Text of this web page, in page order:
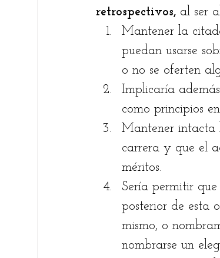
retrospectivos, al ser
Mantener la
puedan usarse
o no se oferten
Implicaría
como principios
Mantener intacta
carrera y que el
méritos.
Sería permitir
posterior de esta
mismo, o
nombrarse un